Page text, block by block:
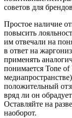
Простое наличие
повысить
им отвечали на
в ответ на
применять
понимается Tone of
положительный
вряд ли он
Оставляйте на
наоборот.